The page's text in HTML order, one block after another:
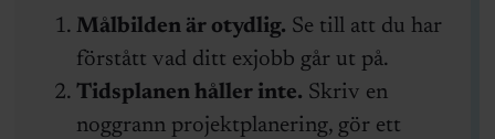
Målbilden är otydlig. Se till att du har
förstått vad ditt exjobb går ut på.
Tidsplanen håller inte. Skriv en
noggrann projektplanering, gör ett